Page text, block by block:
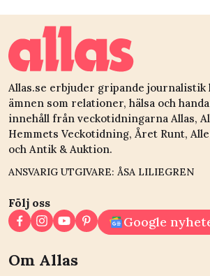
Allas.se erbjuder gripande
ämnen som relationer, hälsa och
innehåll från veckotidningarna Allas,
Hemmets Veckotidning, Året Runt,
och Antik & Auktion.
ANSVARIG UTGIVARE: ÅSA LILIEGREN
Följ oss
Google
Om Allas